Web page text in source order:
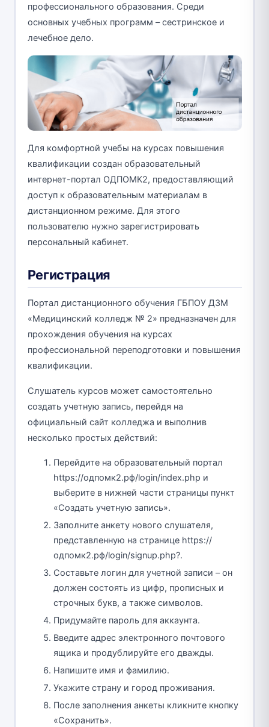
профессионального образования. Среди
основных учебных программ – сестринское и
лечебное дело.
Для комфортной учебы на курсах повышения
квалификации создан образовательный
интернет-портал ОДПОМК2, предоставляющий
доступ к образовательным материалам в
дистанционном режиме. Для этого
пользователю нужно зарегистрировать
персональный кабинет.
Регистрация
Портал дистанционного обучения ГБПОУ ДЗМ
«Медицинский колледж № 2» предназначен для
прохождения обучения на курсах
профессиональной переподготовки и повышения
квалификации.
Слушатель курсов может самостоятельно
создать учетную запись, перейдя на
официальный сайт колледжа и выполнив
несколько простых действий:
Перейдите на образовательный портал
https://одпомк2.рф/login/index.php и
выберите в нижней части страницы пункт
«Создать учетную запись».
Заполните анкету нового слушателя,
представленную на странице https://
одпомк2.рф/login/signup.php?.
Составьте логин для учетной записи – он
должен состоять из цифр, прописных и
строчных букв, а также символов.
Придумайте пароль для аккаунта.
Введите адрес электронного почтового
ящика и продублируйте его дважды.
Напишите имя и фамилию.
Укажите страну и город проживания.
После заполнения анкеты кликните кнопку
«Сохранить».